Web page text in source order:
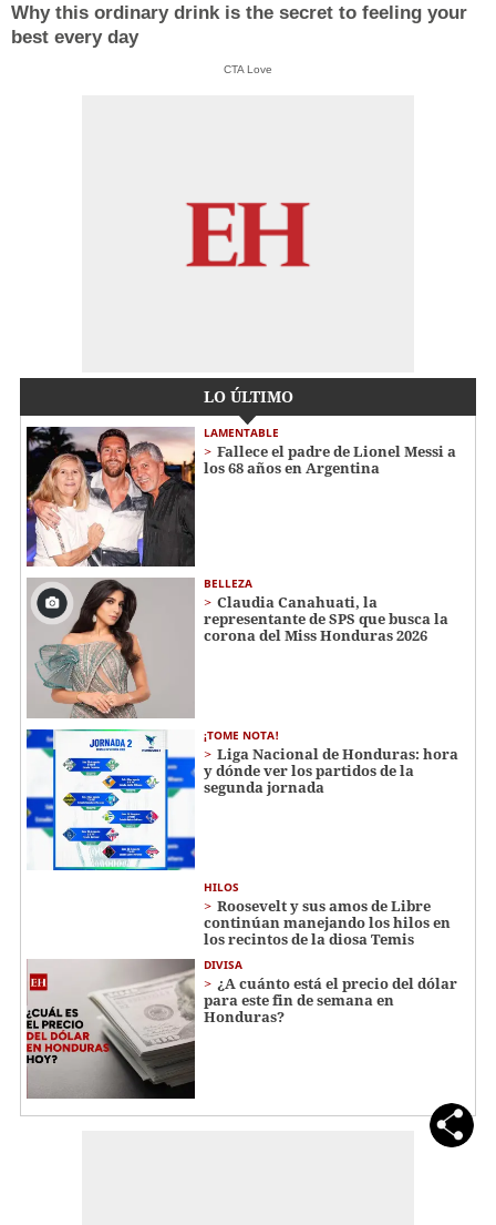
Why this ordinary drink is the secret to feeling your
best every day
CTA Love
LO ÚLTIMO
LAMENTABLE
Fallece el padre de Lionel Messi a
los 68 años en Argentina
BELLEZA
Claudia Canahuati, la
representante de SPS que busca la
corona del Miss Honduras 2026
¡TOME NOTA!
Liga Nacional de Honduras: hora
y dónde ver los partidos de la
segunda jornada
HILOS
Roosevelt y sus amos de Libre
continúan manejando los hilos en
los recintos de la diosa Temis
DIVISA
¿A cuánto está el precio del dólar
para este fin de semana en
Honduras?